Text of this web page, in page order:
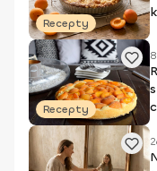
Recepty
Recepty